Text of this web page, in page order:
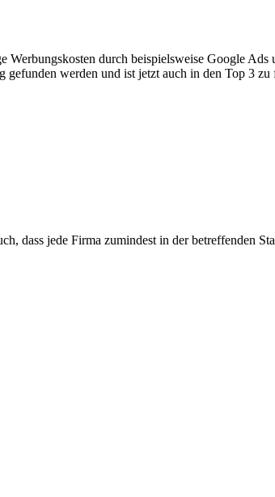
durch beispielsweise Google Ads
werden und ist jetzt auch in den Top 3 zu
dass jede Firma zumindest in der betreffenden